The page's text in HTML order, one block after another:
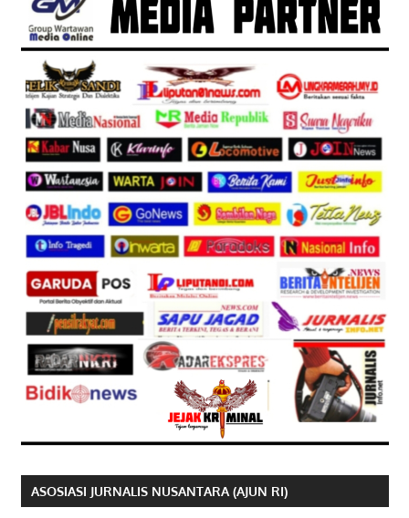
ASOSIASI JURNALIS NUSANTARA (AJUN RI)